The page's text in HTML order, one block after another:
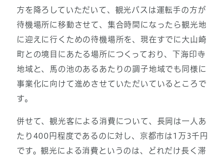
方を降ろしていただいて、観光バスは運転手の方が
待機場所に移動させて、集合時間になったら観光地
に迎えに行くための待機場所を、現在すでに大山崎
町との境目にあたる場所につくっており、下海印寺
地域と、馬の池のあるあたりの調子地域でも同様に
事業化に向けて進めさせていただいているところで
す。
併せて、観光客による消費について、長岡は一人あ
たり400円程度であるのに対し、京都市は1万3千円
です。観光による消費というのは、どれだけ長く滞